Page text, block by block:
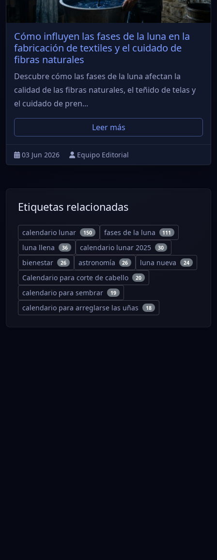
Cómo influyen las fases de la luna en la
fabricación de textiles y el cuidado de
fibras naturales
Descubre cómo las fases de la luna afectan la
calidad de las fibras naturales, el teñido de telas y
el cuidado de pren...
Leer más
03 Jun 2026 Equipo Editorial
Etiquetas relacionadas
calendario lunar 150 fases de la luna 111
luna llena 36 calendario lunar 2025 30
bienestar 26 astronomía 26 luna nueva 24
Calendario para corte de cabello 20
calendario para sembrar 19
calendario para arreglarse las uñas 18